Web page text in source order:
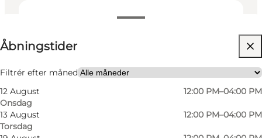
Åbningstider
Filtrér efter måned
12 August
Onsdag
12:00 PM–04:00 PM
13 August
Torsdag
12:00 PM–04:00 PM
Gratis
Besøg hjemmeside